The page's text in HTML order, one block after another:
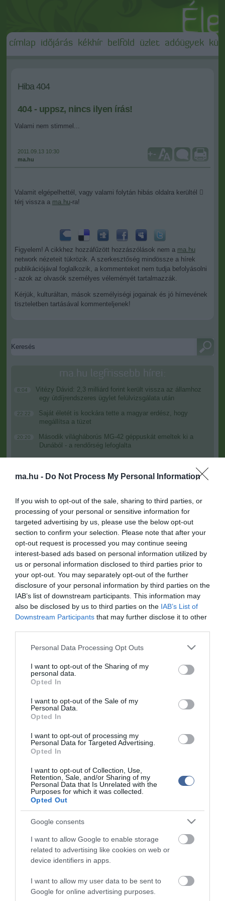
ma.hu - Do Not Process My Personal Information
If you wish to opt-out of the sale, sharing to third parties, or
processing of your personal or sensitive information for
targeted advertising by us, please use the below opt-out
section to confirm your selection. Please note that after your
opt-out request is processed you may continue seeing
interest-based ads based on personal information utilized by
us or personal information disclosed to third parties prior to
your opt-out. You may separately opt-out of the further
disclosure of your personal information by third parties on the
IAB’s list of downstream participants. This information may
also be disclosed by us to third parties on the IAB’s List of
Downstream Participants that may further disclose it to other
Please note that this website/app uses one or more Google
not limited to your visit or usage behaviour. You may click to
grant or deny consent to Google and its third-party tags to
use your data for below specified purposes in below Google
consent section.
Personal Data Processing Opt Outs
I want to opt-out of the Sharing of my
personal data.
Opted In
I want to opt-out of the Sale of my
Personal Data.
Opted In
I want to opt-out of processing my
Personal Data for Targeted Advertising.
Opted In
I want to opt-out of Collection, Use,
Retention, Sale, and/or Sharing of my
Personal Data that Is Unrelated with the
Purposes for which it was collected.
Opted Out
Google consents
I want to allow Google to enable storage
related to advertising like cookies on web or
device identifiers in apps.
I want to allow my user data to be sent to
Google for online advertising purposes.
címlap időjárás kékhír belföld üzlet adóügyek
Hiba 404
404 - uppsz, nincs ilyen írás!
Valami nem stimmel...
2011.09.13 10:30
ma.hu
+-
Valamit elgépelhettél, vagy valami folytán hibás oldalra kerültél 
térj vissza a ma.hu-ra!
Figyelem! A cikkhez hozzáfűzött hozzászólások nem a ma.hu
network nézeteit tükrözik. A szerkesztőség mindössze a hírek
publikációjával foglalkozik, a kommenteket nem tudja befolyásolni
- azok az olvasók személyes véleményét tartalmazzák.
Kérjük, kulturáltan, mások személyiségi jogainak és jó hírnevének
tiszteletben tartásával kommenteljenek!
ma.hu legfrissebb hírei:
8:04
Vitézy Dávid: 2,3 milliárd forint került vissza az államhoz
egy útdíjrendszeres ügylet felülvizsgálata után
22:22
Saját életét is kockára tette a magyar erdész, hogy
megállítsa a tüzet
20:20
Második világháborús MG-42 géppuskát emeltek ki a
Dunából - a rendőrség lefoglalta
14:26
Újabb két gyanúsítottat fogtak el a 600 milliós
ingatlanmaffia ügyében
12:56
Vizes Eb - Megvan az első magyar arany, a nyíltvízi úszó
Betlehem Dávid nyerte a kieséses versenyt
top cikkek:
Nem is olyan egészséges a népszerű banán?
top fórum témák:
Tanár Úr gyere, mindjárt lesz Lillád!
2022.05.10 21:07
2022.05.10 20:31
Porvihar
Mit szólsz? Ide minden baromságot...
2022.03.29 16:06
Portál szoftver és szerkesztőségi CMS, DMS rendszer:© PortalWare, 2017
Magnum IT Kft.